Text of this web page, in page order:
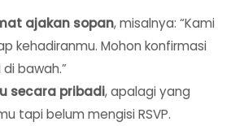
ajakan sopan, misalnya: “Kami
kehadiranmu. Mohon konfirmasi
bawah.”
secara pribadi, apalagi yang
tapi belum mengisi RSVP.